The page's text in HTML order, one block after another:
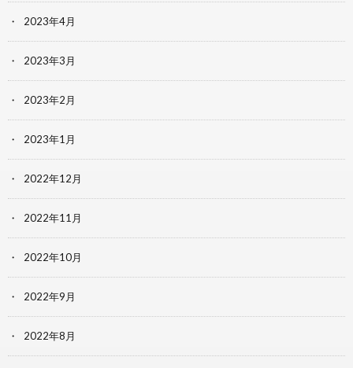
2023年4月
2023年3月
2023年2月
2023年1月
2022年12月
2022年11月
2022年10月
2022年9月
2022年8月